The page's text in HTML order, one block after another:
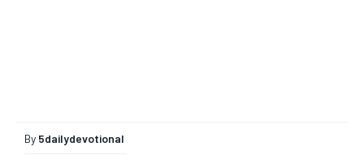
By 5dailydevotional